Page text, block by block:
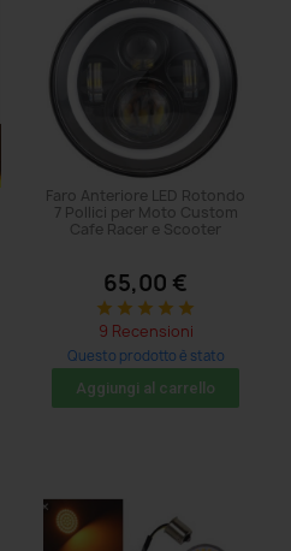
Faro Anteriore LED Rotondo
7 Pollici per Moto Custom
Cafe Racer e Scooter
65,00 €
star star star star star
9 Recensioni
Questo prodotto è stato
acquistato: 11 volte
Aggiungi al carrello